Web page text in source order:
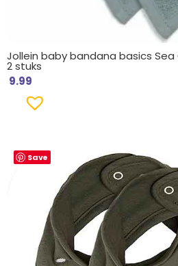
Jollein baby bandana basics
2 stuks
9.99
Save